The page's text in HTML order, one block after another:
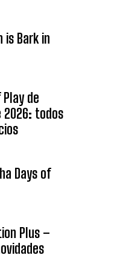
is Bark in
de
2026: todos
Days of
Plus –